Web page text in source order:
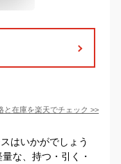
と在庫を楽天でチェック >>
はいかがでしょう
な、持つ・引く・